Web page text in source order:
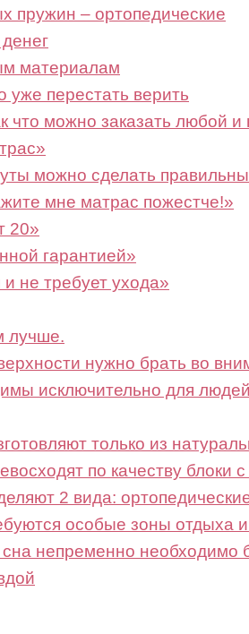
пружин – ортопедические
материалам
перестать верить
можно заказать любой и
можно сделать
мне матрас пожестче!»
20»
гарантией»
не требует ухода»
лучше.
нужно брать во
исключительно для
только из
по качеству блоки
2 вида:
особые зоны отдыха и
непременно необходимо